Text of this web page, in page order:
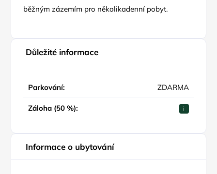
běžným zázemím pro několikadenní pobyt.
Důležité informace
Parkování: ZDARMA
Záloha (50 %): i
Informace o ubytování